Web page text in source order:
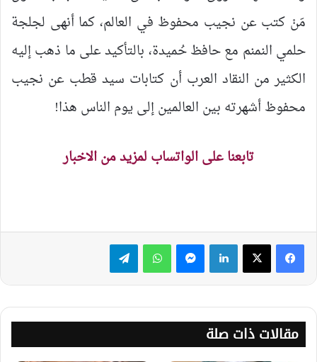
مَنْ كتب عن نجيب محفوظ في العالم، كما أنهى لجلجة
حلمي النمنم مع حافظ حُميدة، بالتأكيد على ما ذهب إليه
الكثير من النقاد العرب أن كتابات سيد قطب عن نجيب
محفوظ أشهرته بين العالمين إلى يوم الناس هذا!
تابعنا على الواتساب لمزيد من الاخبار
لينكدإن ماسنجر واتساب تيلقرام
مقالات ذات صلة